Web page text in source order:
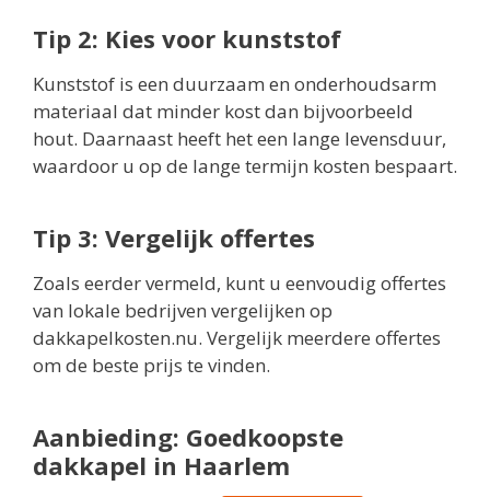
Tip 2: Kies voor kunststof
Kunststof is een duurzaam en onderhoudsarm
materiaal dat minder kost dan bijvoorbeeld
hout. Daarnaast heeft het een lange levensduur,
waardoor u op de lange termijn kosten bespaart.
Tip 3: Vergelijk offertes
Zoals eerder vermeld, kunt u eenvoudig offertes
van lokale bedrijven vergelijken op
dakkapelkosten.nu. Vergelijk meerdere offertes
om de beste prijs te vinden.
Aanbieding: Goedkoopste
dakkapel in Haarlem